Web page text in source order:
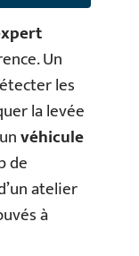
Un
les
la levée
véhicule
de
atelier
à